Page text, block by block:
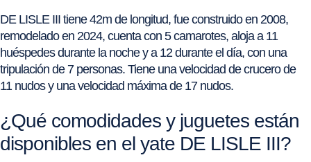
DE LISLE III tiene 42m de longitud, fue construido en 2008,
remodelado en 2024, cuenta con 5 camarotes, aloja a 11
huéspedes durante la noche y a 12 durante el día, con una
tripulación de 7 personas. Tiene una velocidad de crucero de
11 nudos y una velocidad máxima de 17 nudos.
¿Qué comodidades y juguetes están
disponibles en el yate DE LISLE III?